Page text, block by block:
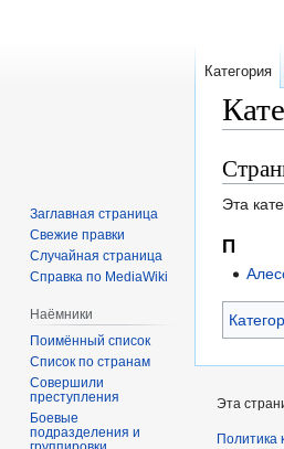
Перейти
к
Перейти
к
поиску
Эта
П
Категория
Заглавная страница
Свежие правки
Случайная страница
Справка по MediaWiki
Наёмники
Поимённый список
Список по странам
Совершили
преступления
Боевые
подразделения и
Эта
Политика